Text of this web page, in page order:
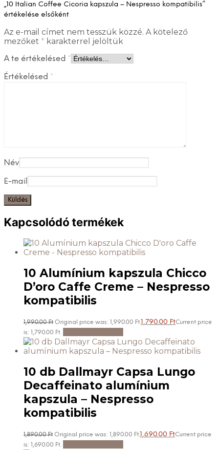
„10 Italian Coffee Cicoria kapszula – Nespresso kompatibilis”
értékelése elsőként
Az e-mail címet nem tesszük közzé. A kötelező
mezőket * karakterrel jelöltük
A te értékelésed *
Értékelésed *
Név
E-mail
Kapcsolódó termékek
10 Alumínium kapszula Chicco
D’oro Caffe Creme – Nespresso
kompatibilis
1,990.00Ft Original price was: 1,990.00 Ft.1,790.00 FtCurrent price
is: 1,790.00 Ft.
10 db Dallmayr Capsa Lungo
Decaffeinato alumínium
kapszula – Nespresso
kompatibilis
1,890.00Ft Original price was: 1,890.00 Ft.1,690.00 FtCurrent price
is: 1,690.00 Ft.